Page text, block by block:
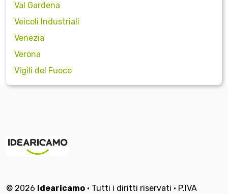
Val Gardena
Veicoli Industriali
Venezia
Verona
Vigili del Fuoco
© 2026 Idearicamo • Tutti i diritti riservati • P.IVA